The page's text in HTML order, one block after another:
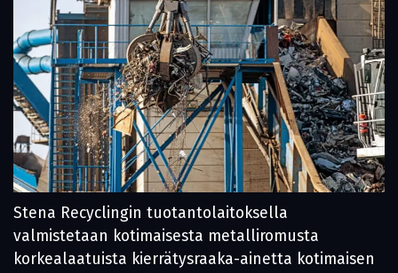
Stena Recyclingin tuotantolaitoksella
valmistetaan kotimaisesta metalliromusta
korkealaatuista kierrätysraaka-ainetta kotimaisen